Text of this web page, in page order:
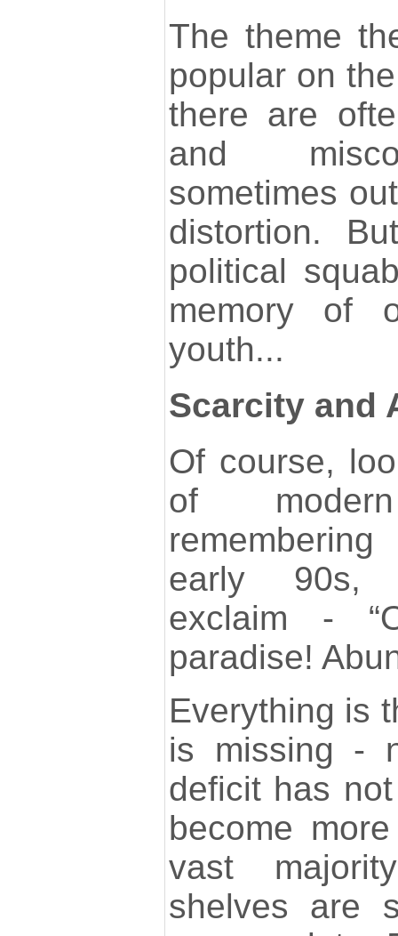
The theme
popular on
there are
and
sometimes
distortion.
political
memory of
youth...
Scarcity and
Of course,
of
early 90s,
exclaim -
paradise!
Everything is
is missing -
deficit has
become
vast
shelves are